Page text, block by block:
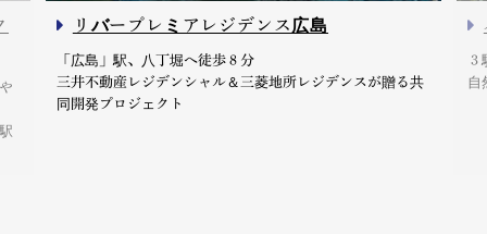
リバープレミアレジデンス広島
「広島」駅、八丁堀へ徒歩８分
三井不動産レジデンシャル＆三菱地所レジデンスが贈る共
同開発プロジェクト
３
自